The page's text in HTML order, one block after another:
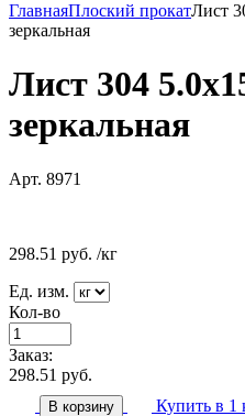
ГлавнаяПлоский прокатЛист
зеркальная
Лист 304
зеркальная
Арт. 8971
298.51 руб. /кг
Ед. изм.
Кол-во
Заказ:
298.51 руб.
В корзину Купить в 1